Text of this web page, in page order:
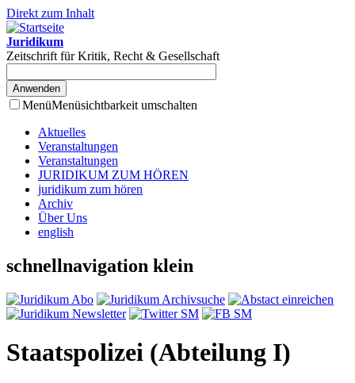
Direkt zum Inhalt
Juridikum
Zeitschrift für Kritik, Recht & Gesellschaft
MenüMenüsichtbarkeit umschalten
Aktuelles
Veranstaltungen
Veranstaltungen
JURIDIKUM ZUM HÖREN
juridikum zum hören
Archiv
Über Uns
english
schnellnavigation klein
Staatspolizei (Abteilung I)